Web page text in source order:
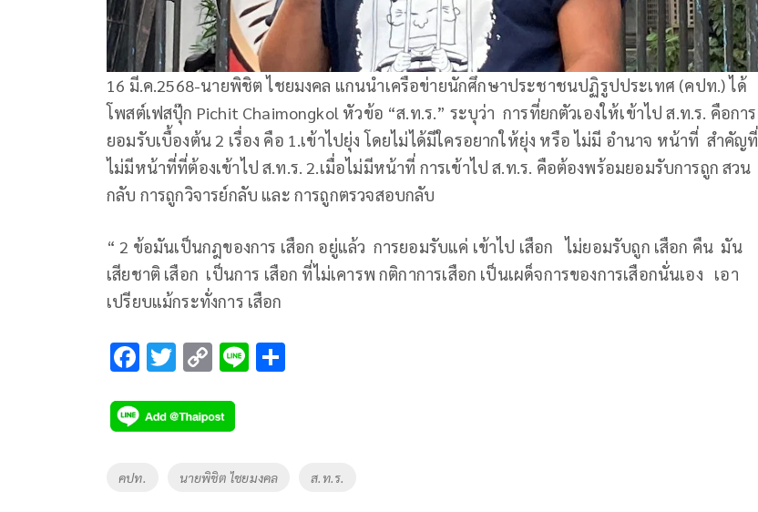
16 มี.ค.2568-นายพิชิต ไชยมงคล แกนนำเครือข่ายนักศึกษาประชาชนปฏิรูปประเทศ (คปท.) ได้
โพสต์เฟสปุ๊ก Pichit Chaimongkol หัวข้อ “ส.ท.ร.” ระบุว่า การที่ยกตัวเองให้เข้าไป ส.ท.ร. คือการ
ยอมรับเบื้องต้น 2 เรื่อง คือ 1.เข้าไปยุ่ง โดยไม่ได้มีใครอยากให้ยุ่ง หรือ ไม่มี อำนาจ หน้าที่ สำคัญที่
ไม่มีหน้าที่ที่ต้องเข้าไป ส.ท.ร. 2.เมื่อไม่มีหน้าที่ การเข้าไป ส.ท.ร. คือต้องพร้อมยอมรับการถูก สวน
กลับ การถูกวิจารย์กลับ และ การถูกตรวจสอบกลับ
“ 2 ข้อมันเป็นกฎของการ เสือก อยู่แล้ว การยอมรับแค่ เข้าไป เสือก ไม่ยอมรับถูก เสือก คืน มัน
เสียชาติ เสือก เป็นการ เสือก ที่ไม่เคารพ กติกาการเสือก เป็นเผด็จการของการเสือกนั่นเอง เอา
เปรียบแม้กระทั่งการ เสือก
F
e
b
o
T
tt
er
C
p
y
Li
Li
Tags
คปท. นายพิชิต ไชยมงคล ส.ท.ร.